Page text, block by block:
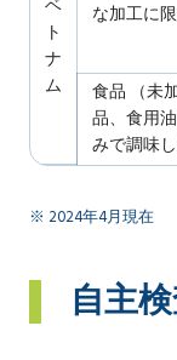
ト
ナ
ム
な加工に限
食品 （未
品、食用
みで調味
※ 2024年4月現在
自主